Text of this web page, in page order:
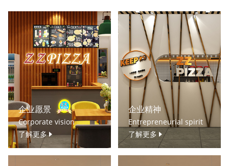
企业愿景
Corporate vision
了解更多
企业精神
Entrepreneurial spirit
了解更多